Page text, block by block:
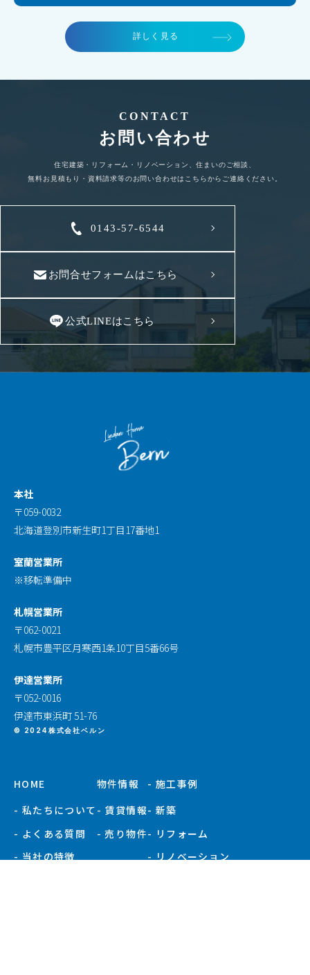
詳しく見る
CONTACT
お問い合わせ
住宅建築・リフォーム・リノベーション、住まいのご相談、
無料お見積もり・資料請求等のお問い合わせはこちらからご連絡ください。
0143-57-6544
お問合せフォームはこちら
公式LINEはこちら
本社
〒059-0032
北海道登別市新生町1丁目17番地1
室蘭営業所
※移転準備中
札幌営業所
〒062-0021
札幌市豊平区月寒西1条10丁目5番66号
伊達営業所
〒052-0016
伊達市東浜町 51-76
© 2024株式会社ベルン
HOME
- 私たちについて
- よくある質問
- 当社の特徴
物件情報
- 賃貸情報
- 売り物件
- 施工事例
- 新築
- リフォーム
- リノベーション